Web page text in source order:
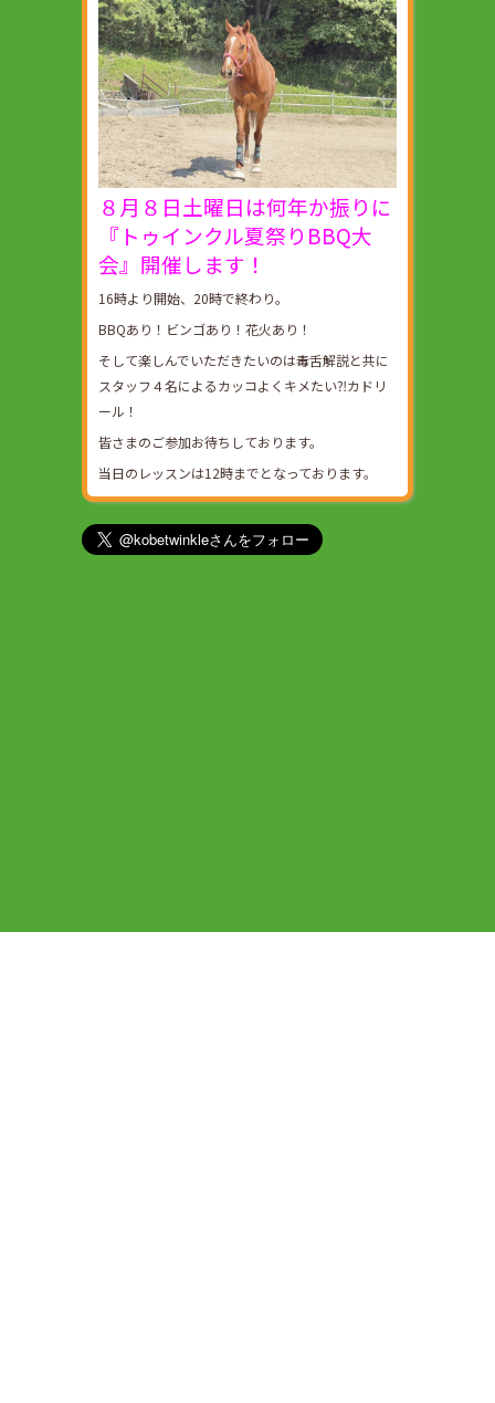
８月８日土曜日は何年か振りに
『トゥインクル夏祭りBBQ大
会』開催します！
16時より開始、20時で終わり。
BBQあり！ビンゴあり！花火あり！
そして楽しんでいただきたいのは毒舌解説と共に
スタッフ４名によるカッコよくキメたい⁈カドリ
ール！
皆さまのご参加お待ちしております。
当日のレッスンは12時までとなっております。